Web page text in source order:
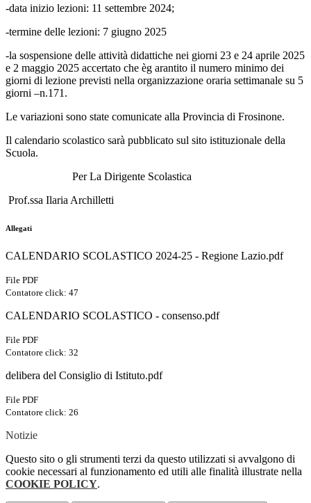
-data inizio lezioni: 11 settembre 2024;
-termine delle lezioni: 7 giugno 2025
-la sospensione delle attività didattiche nei giorni 23 e 24 aprile 2025
e 2 maggio 2025 accertato che èg arantito il numero minimo dei
giorni di lezione previsti nella organizzazione oraria settimanale su 5
giorni –n.171.
Le variazioni sono state comunicate alla Provincia di Frosinone.
Il calendario scolastico sarà pubblicato sul sito istituzionale della
Scuola.
Per La Dirigente Scolastica
Prof.ssa Ilaria Archilletti
Allegati
CALENDARIO SCOLASTICO 2024-25 - Regione Lazio.pdf
File PDF
Contatore click: 47
CALENDARIO SCOLASTICO - consenso.pdf
File PDF
Contatore click: 32
delibera del Consiglio di Istituto.pdf
File PDF
Contatore click: 26
Notizie
Questo sito o gli strumenti terzi da questo utilizzati si avvalgono di
cookie necessari al funzionamento ed utili alle finalità illustrate nella
COOKIE POLICY.